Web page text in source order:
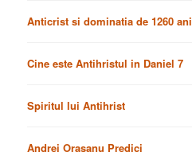
Anticrist si dominatia de 1260 ani
Cine este Antihristul in Daniel 7
Spiritul lui Antihrist
Andrei Orasanu Predici